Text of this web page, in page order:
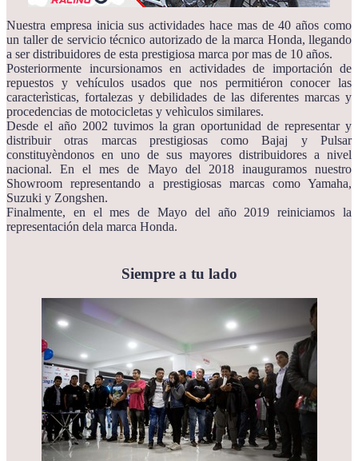
Nuestra empresa inicia sus actividades hace mas de 40 años como
un taller de servicio técnico autorizado de la marca Honda, llegando
a ser distribuidores de esta prestigiosa marca por mas de 10 años.
Posteriormente incursionamos en actividades de importación de
repuestos y vehículos usados que nos permitiéron conocer las
caracterìsticas, fortalezas y debilidades de las diferentes marcas y
procedencias de motocicletas y vehìculos similares.
Desde el año 2002 tuvimos la gran oportunidad de representar y
distribuir otras marcas prestigiosas como Bajaj y Pulsar
constituyèndonos en uno de sus mayores distribuidores a nivel
nacional. En el mes de Mayo del 2018 inauguramos nuestro
Showroom representando a prestigiosas marcas como Yamaha,
Suzuki y Zongshen.
Finalmente, en el mes de Mayo del año 2019 reiniciamos la
representación dela marca Honda.
Siempre a tu lado